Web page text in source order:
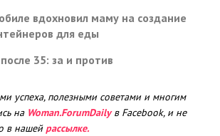
вдохновил маму на создание
для еды
35: за и против
успеха, полезными советами и многим
на Woman.ForumDailyв Facebook, и не
в нашей рассылке.